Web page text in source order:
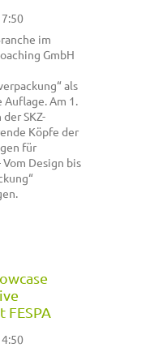
im
GmbH
als
Am 1.
SKZ-
Köpfe der
für
Design bis